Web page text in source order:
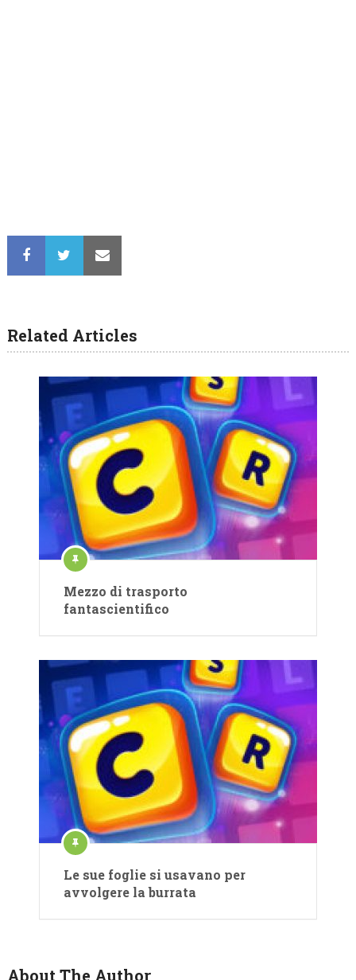
Related Articles
Mezzo di trasporto
fantascientifico
Le sue foglie si usavano per
avvolgere la burrata
About The Author